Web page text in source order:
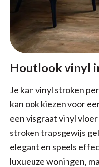
Houtlook vinyl
Je kan vinyl stroken
kan ook kiezen voor
een visgraat vinyl
stroken trapsgewijs
elegant en speels
luxueuze woningen,